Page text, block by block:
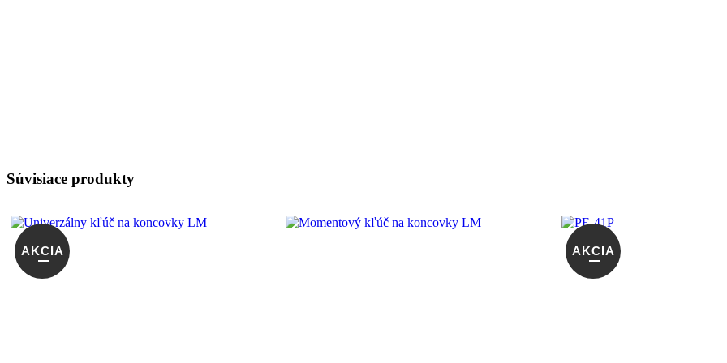
Súvisiace produkty
AKCIA AKCIA